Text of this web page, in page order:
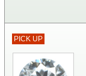
PICK UP